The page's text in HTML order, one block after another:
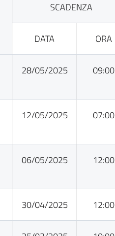
SCADENZA
DATA ORA
28/05/2025 09:00
12/05/2025 07:00
06/05/2025 12:00
30/04/2025 12:00